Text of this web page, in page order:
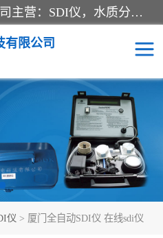
上海靖虎机电科技有限公司主营：SDI仪，水质分析仪，水质检测仪产品；上海靖虎机电科技有限公司在专业制造和研发等方面的强大的平台优势，利用自身在自动化仪表、自控系统及环保监测仪器的专长，以优良的技术，优越的产品质量和良好的服务质量与广大客户真诚合作。
有限公司
仪 > 厦门全自动SDI仪 在线sdi仪
过滤膜过滤纸
水质分析仪
电导测试笔